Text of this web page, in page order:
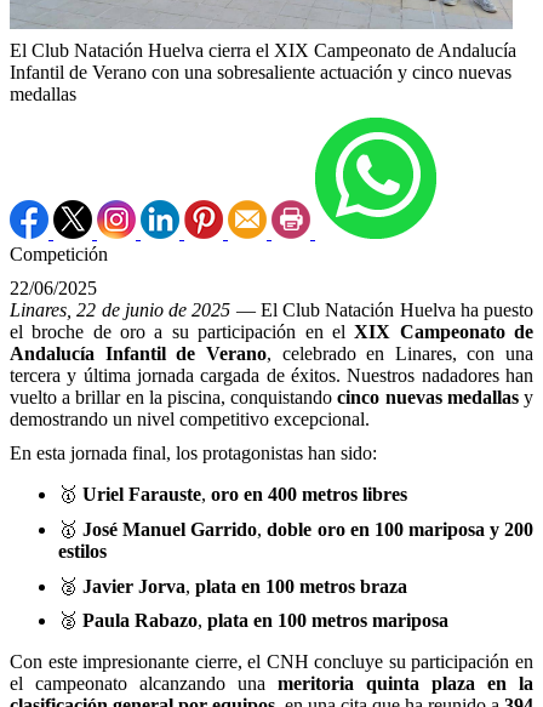
El Club Natación Huelva cierra el XIX Campeonato de Andalucía
Infantil de Verano con una sobresaliente actuación y cinco nuevas
medallas
Competición
22/06/2025
Linares, 22 de junio de 2025 — El Club Natación Huelva ha puesto
el broche de oro a su participación en elXIX Campeonato de
Andalucía Infantil de Verano, celebrado en Linares, con una
tercera y última jornada cargada de éxitos. Nuestros nadadores han
vuelto a brillar en la piscina, conquistandocinco nuevas medallasy
demostrando un nivel competitivo excepcional.
En esta jornada final, los protagonistas han sido:
🥇 Uriel Farauste, oro en 400 metros libres
🥇 José Manuel Garrido,doble oro en 100 mariposa y 200
estilos
🥈 Javier Jorva, plata en 100 metros braza
🥈 Paula Rabazo, plata en 100 metros mariposa
Con este impresionante cierre, el CNH concluye su participación en
el campeonato alcanzando una meritoria quinta plaza en la